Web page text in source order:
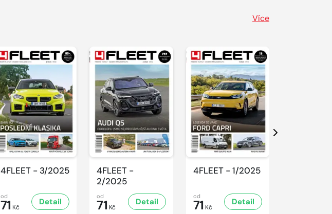
Více
4FLEET - 3/2025
od
71 Kč
Detail
4FLEET -
2/2025
od
71 Kč
Detail
4FLEET - 1/2025
od
71 Kč
Detail
Další